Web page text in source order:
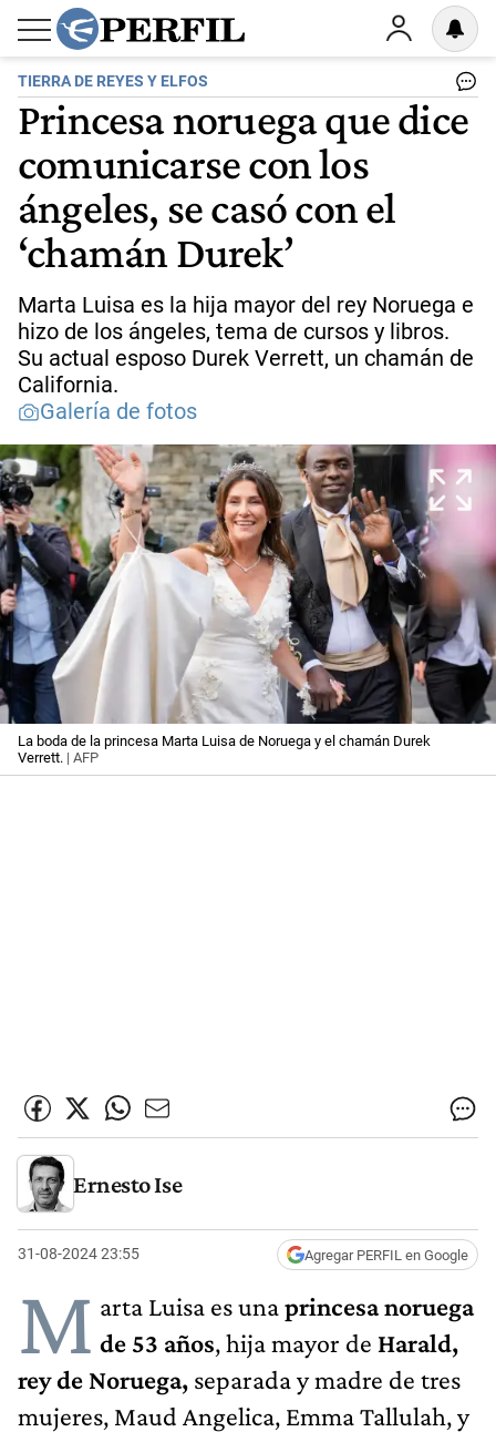
TIERRA DE REYES Y ELFOS
Princesa noruega que dice
comunicarse con los
ángeles, se casó con el
‘chamán Durek’
Marta Luisa es la hija mayor del rey Noruega e
hizo de los ángeles, tema de cursos y libros.
Su actual esposo Durek Verrett, un chamán de
California.
Galería de fotos
La boda de la princesa Marta Luisa de Noruega y el chamán Durek
Verrett. | AFP
Ernesto Ise
31-08-2024 23:55 Agregar PERFIL en Google
M arta Luisa es unaprincesa noruega
de 53 años, hija mayor de Harald,
rey de Noruega, separada y madre de tres
mujeres, Maud Angelica, Emma Tallulah, y